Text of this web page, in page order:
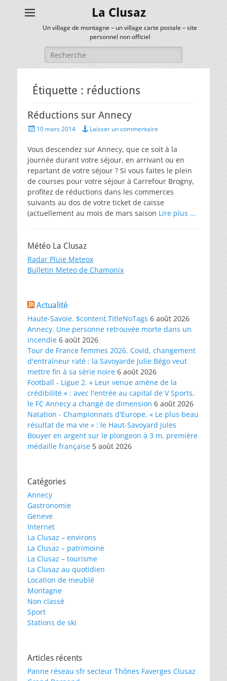
La Clusaz
Un village de montagne – un village carte postale – site
personnel non officiel
Rechercher :
Étiquette : réductions
Réductions sur Annecy
Posted10 mars 2014 Laisser un commentaire
Vous descendez sur Annecy, que ce soit à la
journée durant votre séjour, en arrivant ou en
repartant de votre séjour ? Si vous faites le plein
de courses pour votre séjour à Carrefour Brogny,
profitez de réductions dans les commerces
suivants au dos de votre ticket de caisse
(actuellement au mois de mars saison Lire plus …
Météo La Clusaz
Radar Pluie Meteox
Bulletin Meteo de Chamonix
Actualité
Haute-Savoie. $content.TitleNoTags 6 août 2026
Annecy. Une personne retrouvée morte dans un
incendie 6 août 2026
Tour de France femmes 2026. Covid, changement
d'entraîneur raté : la Savoyarde Julie Bégo veut
mettre fin à sa série noire 6 août 2026
Football - Ligue 2. « Leur venue amène de la
crédibilité » : avec l'entrée au capital de V Sports,
le FC Annecy a changé de dimension 6 août 2026
Natation - Championnats d'Europe. « Le plus beau
résultat de ma vie » : le Haut-Savoyard Jules
Bouyer en argent sur le plongeon à 3 m, première
médaille française 5 août 2026
Catégories
Annecy
Gastronomie
Geneve
Internet
La Clusaz – environs
La Clusaz – patrimoine
La Clusaz – tourisme
La Clusaz au quotidien
Location de meublé
Montagne
Non classé
Sport
Stations de ski
Articles récents
Panne réseau sfr secteur Thônes Faverges Clusaz